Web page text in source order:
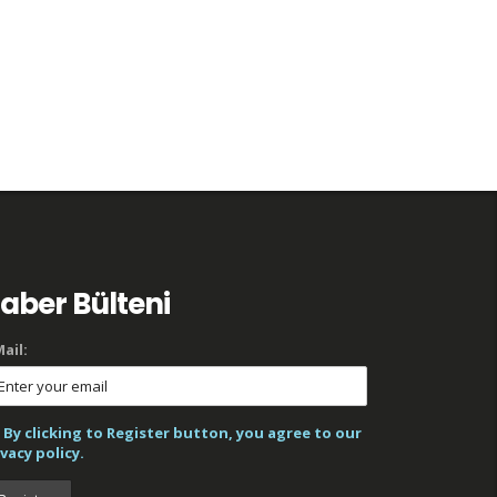
Bülteni
By clicking to Register button, you agree to our
policy.